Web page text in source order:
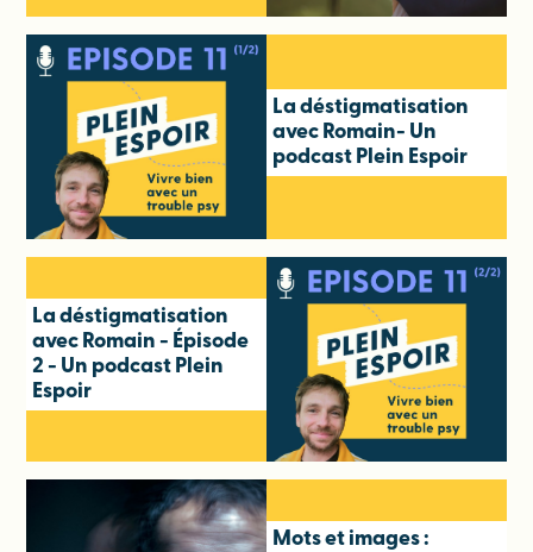
La déstigmatisation
avec Romain- Un
podcast Plein Espoir
La déstigmatisation
avec Romain - Épisode
2 - Un podcast Plein
Espoir
Mots et images :